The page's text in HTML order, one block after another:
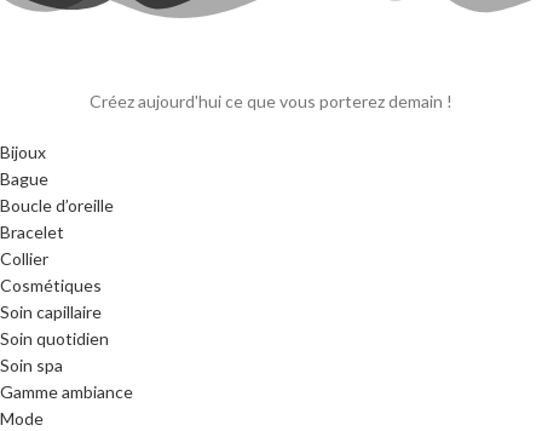
Créez aujourd'hui ce que vous porterez demain !
Bijoux
Bague
Boucle d’oreille
Bracelet
Collier
Cosmétiques
Soin capillaire
Soin quotidien
Soin spa
Gamme ambiance
Mode